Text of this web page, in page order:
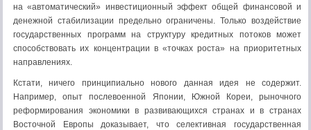
на «автоматический» инвестиционный эффект общей финансовой и
денежной стабилизации предельно ограничены. Только воздействие
государственных программ на структуру кредитных потоков может
способствовать их концентрации в «точках роста» на приоритетных
направлениях.
Кстати, ничего принципиально нового данная идея не содержит.
Например, опыт послевоенной Японии, Южной Кореи, рыночного
реформирования экономики в развивающихся странах и в странах
Восточной Европы доказывает, что селективная государственная